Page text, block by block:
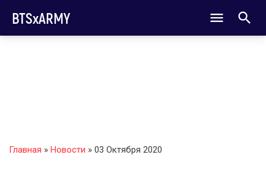
BTSxARMY
Главная » Новости » 03 Октября 2020